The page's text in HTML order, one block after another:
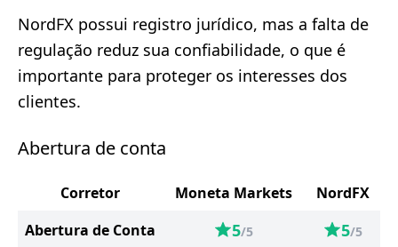
NordFX possui registro jurídico, mas a falta de
regulação reduz sua confiabilidade, o que é
importante para proteger os interesses dos
clientes.
Abertura de conta
Corretor Moneta Markets
NordFX
Abertura de Conta
5/5 5/5